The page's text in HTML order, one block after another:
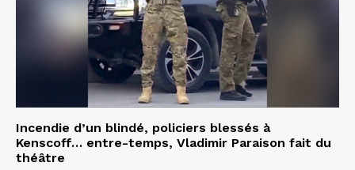
Incendie d’un blindé, policiers blessés à
Kenscoff… entre-temps, Vladimir Paraison fait du
théâtre